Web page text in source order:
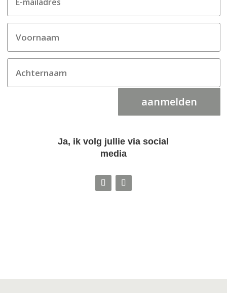
aanmelden
Ja, ik volg jullie via social
media